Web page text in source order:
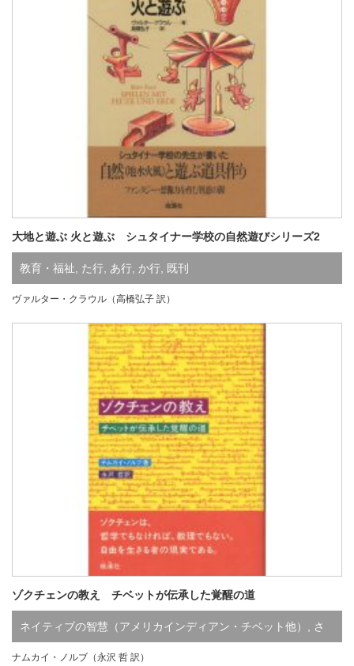
大地と遊ぶ 火と遊ぶ シュタイナー学校の自然遊びシリーズ2
教育・福祉 た行 あ行 か行 既刊
ヴァルター・クラウル（高橋弘子 訳）
ゾクチェンの教え チベットが伝承した覚醒の道
ネイティブの智慧（アメリカインディアン・チベット他） さ
行,な行 ,既刊 ,品切
ナムカイ・ノルブ（永沢 哲 訳）